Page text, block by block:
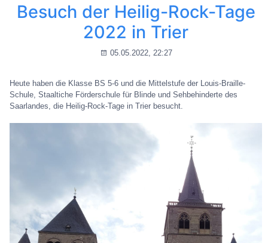
Besuch der Heilig-Rock-Tage
2022 in Trier
05.05.2022, 22:27
Heute haben die Klasse BS 5-6 und die Mittelstufe der Louis-Braille-
Schule, Staaltiche Förderschule für Blinde und Sehbehinderte des
Saarlandes, die Heilig-Rock-Tage in Trier besucht.